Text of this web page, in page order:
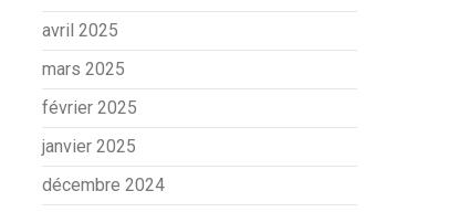
avril 2025
mars 2025
février 2025
janvier 2025
décembre 2024